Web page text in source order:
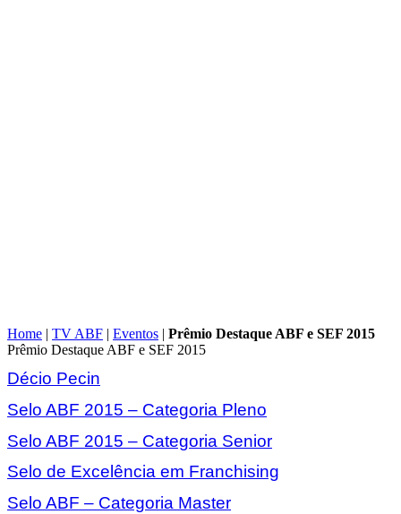
Home | TV ABF | Eventos | Prêmio Destaque ABF e SEF 2015
Prêmio Destaque ABF e SEF 2015
Décio Pecin
Selo ABF 2015 – Categoria Pleno
Selo ABF 2015 – Categoria Senior
Selo de Excelência em Franchising
Selo ABF – Categoria Master